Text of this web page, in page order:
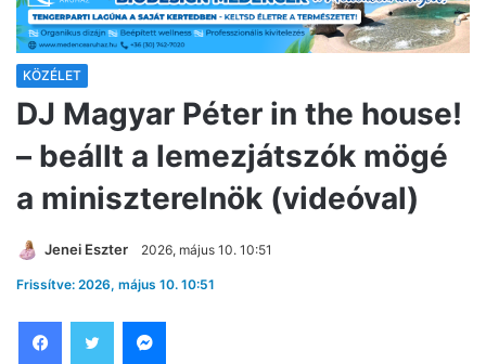
KÖZÉLET
DJ Magyar Péter in the house!
– beállt a lemezjátszók mögé
a miniszterelnök (videóval)
Jenei Eszter 2026, május 10. 10:51
Frissítve: 2026, május 10. 10:51